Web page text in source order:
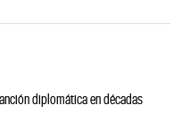
diplomática en décadas